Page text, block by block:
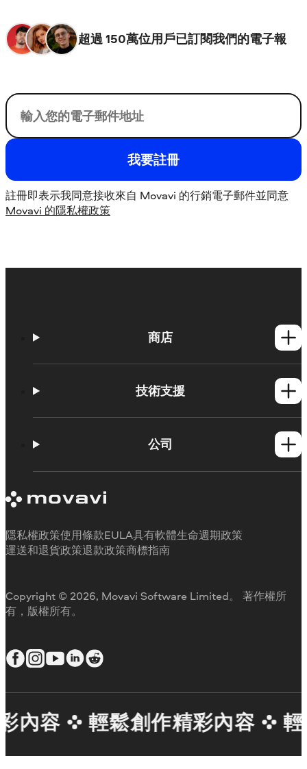
超過 150萬位用戶已訂閱我們的電子報
您的電子郵件
我要註冊
註冊即表示我同意接收來自 Movavi 的行銷電子郵件並同意
Movavi 的隱私權政策
商店
Mac產品
技術支援
學習平台
取消訂閱
退款
公司
客戶評價
為何要選擇我們
工作用
Copyright © 2026, Movavi Software Limited。 著作權所
有，版權所有。
隱私權政策使用條款EULA具有軟體生命週期政策
運送和退貨政策退款政策商標指南
容 輕鬆創作精彩內容 輕